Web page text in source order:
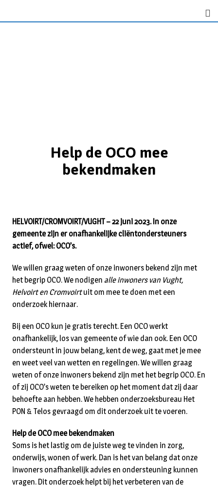
Help de OCO mee
bekendmaken
HELVOIRT/CROMVOIRT/VUGHT – 22 juni 2023. In onze
gemeente zijn er onafhankelijke cliëntondersteuners
actief, ofwel: OCO’s.
We willen graag weten of onze inwoners bekend zijn met
het begrip OCO. We nodigen alle inwoners van Vught,
Helvoirt en Cromvoirtuit om mee te doen met een
onderzoek hiernaar.
Bij een OCO kun je gratis terecht. Een OCO werkt
onafhankelijk, los van gemeente of wie dan ook. Een OCO
ondersteunt in jouw belang, kent de weg, gaat met je mee
en weet veel van wetten en regelingen. We willen graag
weten of onze inwoners bekend zijn met het begrip OCO. En
of zij OCO’s weten te bereiken op het moment dat zij daar
behoefte aan hebben. We hebben onderzoeksbureau Het
PON & Telos gevraagd om dit onderzoek uit te voeren.
Help de OCO mee bekendmaken
Soms is het lastig om de juiste weg te vinden in zorg,
onderwijs, wonen of werk. Dan is het van belang dat onze
inwoners onafhankelijk advies en ondersteuning kunnen
vragen. Dit onderzoek helpt bij het verbeteren van de